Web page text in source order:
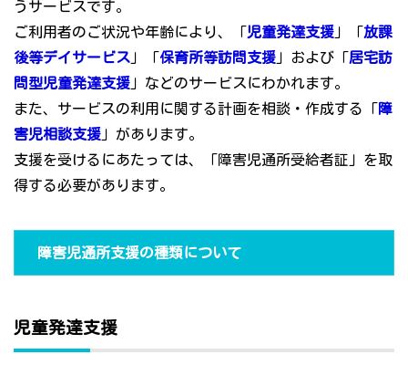
うサービスです。
ご利用者のご状況や年齢により、「児童発達支援 」「放課
後等デイサービス 」「保育所等訪問支援 」および「居宅訪
問型児童発達支援 」などのサービスにわかれます。
また、サービスの利用に関する計画を相談・作成する「障
害児相談支援 」があります。
支援を受けるにあたっては、「障害児通所受給者証」を取
得する必要があります。
障害児通所支援の種類について
児童発達支援